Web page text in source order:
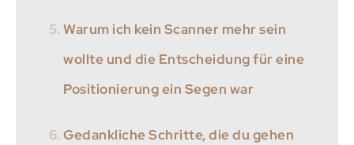
Warum ich kein Scanner mehr sein
wollte und die Entscheidung für eine
Positionierung ein Segen war
Gedankliche Schritte, die du gehen